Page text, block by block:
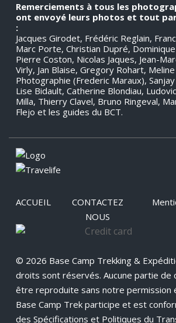
Remerciements à tous les
ont envoyé leurs photos et tout
:
Jacques Girodet, Frédéric Reglain,
Marc Porte, Christian Dupré,
Pierre Coston, Nicolas Jaques, Jean-
Virly, Jan Blaise, Gregory Rohart,
Photographie (Frederic Maraux),
Lise Bidault, Catherine Blondiau,
Milla, Thierry Clavel, Bruno Ringeval,
Flejo et les guides du BCT.
ACCUEIL
CONTACTEZ
NOUS
© 2026 Base Camp Trekking &
droits sont réservés. Aucune partie de
être reproduite sans notre permission
Base Camp Trek participe et est
des Spécifications et Politiques du